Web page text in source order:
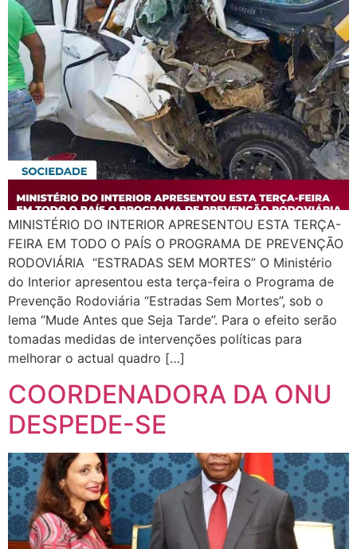
MINISTÉRIO DO INTERIOR APRESENTOU ESTA TERÇA-
FEIRA EM TODO O PAÍS O PROGRAMA DE PREVENÇÃO
RODOVIÁRIA “ESTRADAS SEM MORTES” O Ministério
do Interior apresentou esta terça-feira o Programa de
Prevenção Rodoviária “Estradas Sem Mortes”, sob o
lema “Mude Antes que Seja Tarde”. Para o efeito serão
tomadas medidas de intervenções políticas para
melhorar o actual quadro […]
COORDENADORA DA ONU
DESPEDE-SE